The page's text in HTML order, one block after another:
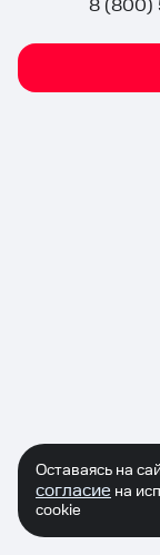
8 (800)
Оставаясь на
согласие на
cookie